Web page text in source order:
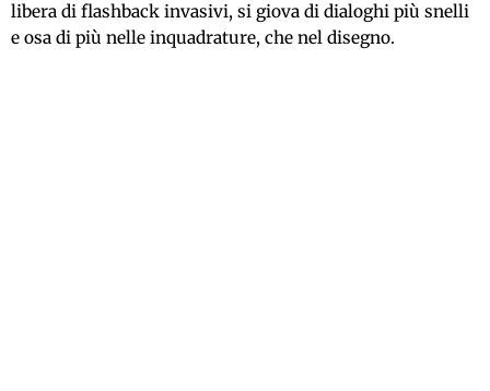
libera di flashback invasivi, si giova di dialoghi più snelli
e osa di più nelle inquadrature, che nel disegno.